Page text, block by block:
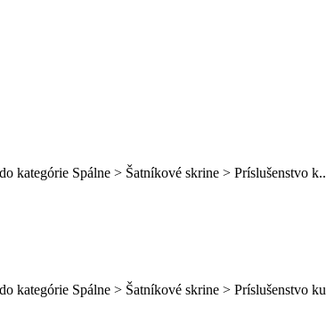
kategórie Spálne > Šatníkové skrine > Príslušenstvo
kategórie Spálne > Šatníkové skrine >